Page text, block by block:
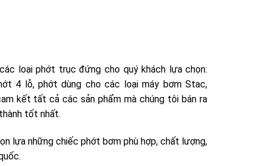
loại phớt trục đứng cho quý khách lựa chọn:
4 lỗ, phớt dùng cho các loại máy bơm Stac,
kết tất cả các sản phẩm mà chúng tôi bán ra
tốt nhất.
lựa những chiếc phớt bơm phù hợp, chất lượng,